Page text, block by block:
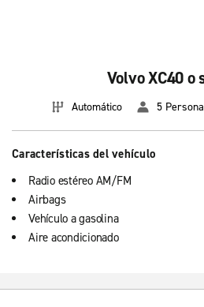
Volvo XC40 o
Automático 5
Características del vehículo
Radio estéreo AM/FM
Airbags
Vehículo a gasolina
Aire acondicionado